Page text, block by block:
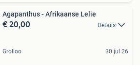
Agapanthus - Afrikaanse Lelie
€ 20,00 Details
Grolloo 30 jul 26